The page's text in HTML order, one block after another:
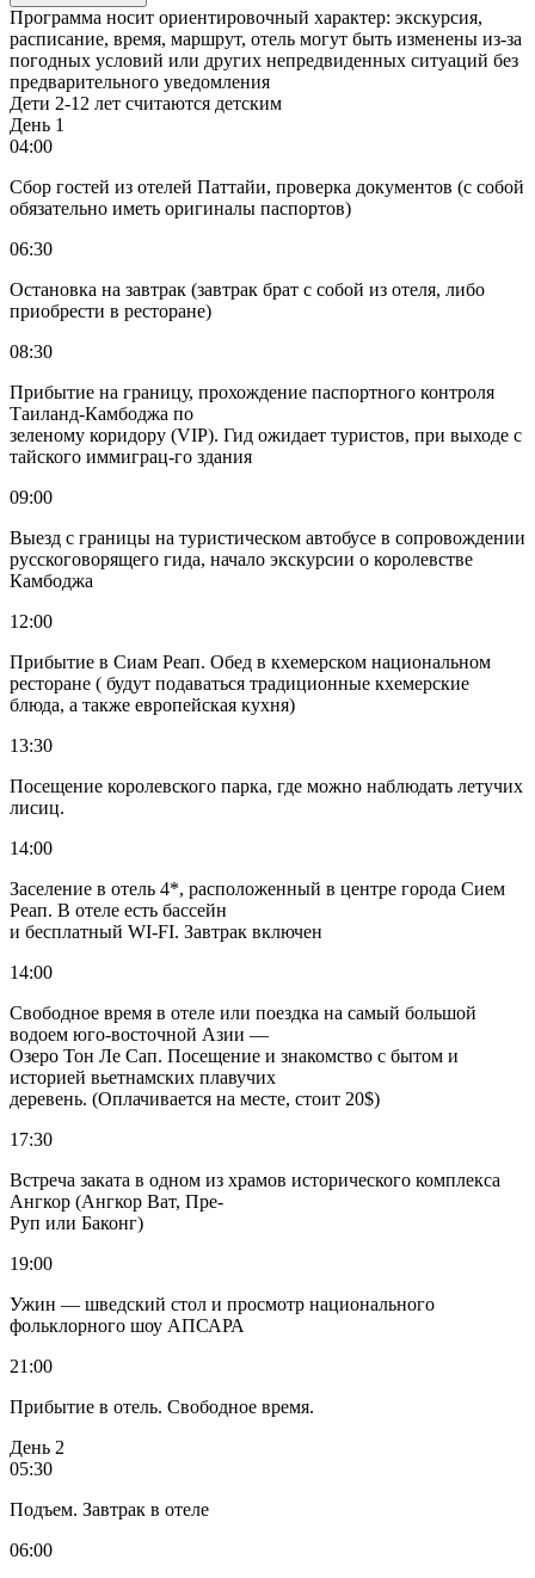
Программа носит ориентировочный характер: экскурсия,
расписание, время, маршрут, отель могут быть изменены из-за
погодных условий или других непредвиденных ситуаций без
предварительного уведомления
Дети 2-12 лет считаются детским
День 1
04:00
Сбор гостей из отелей Паттайи, проверка документов (с собой
обязательно иметь оригиналы паспортов)
06:30
Остановка на завтрак (завтрак брат с собой из отеля, либо
приобрести в ресторане)
08:30
Прибытие на границу, прохождение паспортного контроля
Таиланд-Камбоджа по
зеленому коридору (VIP). Гид ожидает туристов, при выходе с
тайского иммиграц-го здания
09:00
Выезд с границы на туристическом автобусе в сопровождении
русскоговорящего гида, начало экскурсии о королевстве
Камбоджа
12:00
Прибытие в Сиам Реап. Обед в кхемерском национальном
ресторане ( будут подаваться традиционные кхемерские
блюда, а также европейская кухня)
13:30
Посещение королевского парка, где можно наблюдать летучих
лисиц.
14:00
Заселение в отель 4*, расположенный в центре города Сием
Реап. В отеле есть бассейн
и бесплатный WI-FI. Завтрак включен
14:00
Свободное время в отеле или поездка на самый большой
водоем юго-восточной Азии —
Озеро Тон Ле Сап. Посещение и знакомство с бытом и
историей вьетнамских плавучих
деревень. (Оплачивается на месте, стоит 20$)
17:30
Встреча заката в одном из храмов исторического комплекса
Ангкор (Ангкор Ват, Пре-
Руп или Баконг)
19:00
Ужин — шведский стол и просмотр национального
фольклорного шоу АПСАРА
21:00
Прибытие в отель. Свободное время.
День 2
05:30
Подъем. Завтрак в отеле
06:00